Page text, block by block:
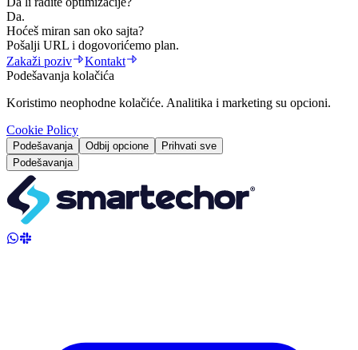
Da.
Hoćeš miran san oko sajta?
Pošalji URL i dogovorićemo plan.
Zakaži poziv
Kontakt
Podešavanja kolačića
Koristimo neophodne kolačiće. Analitika i marketing su opcioni.
Cookie Policy
Podešavanja Odbij opcione
Prihvati sve
Podešavanja